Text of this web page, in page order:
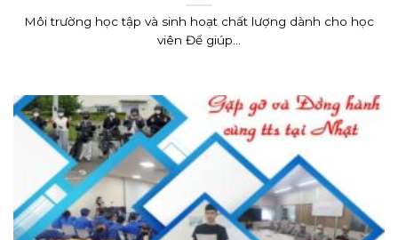
Môi trường học tập và sinh hoạt chất lượng dành cho học
viên Để giúp...